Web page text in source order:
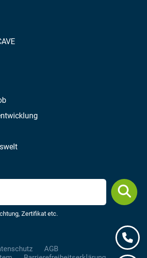
Zertifikat etc.
AGB